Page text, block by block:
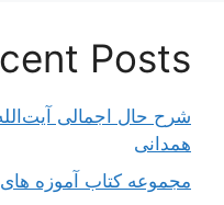
Posts
شرح حال اجمالی
همدانی
مجموعه کتاب آموزه